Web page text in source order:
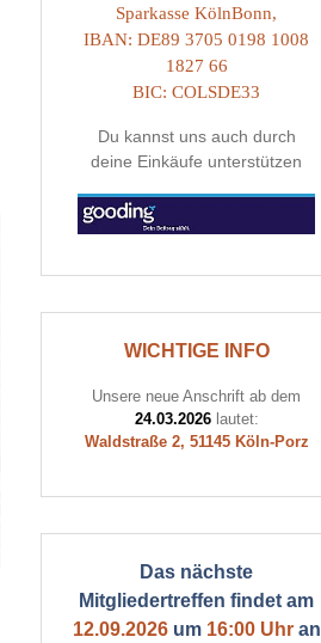
Sparkasse KölnBonn,
IBAN: DE89 3705 0198 1008
1827 66
BIC: COLSDE33
Du kannst uns auch durch
deine Einkäufe unterstützen
WICHTIGE INFO
Unsere neue Anschrift ab dem
24.03.2026lautet:
Waldstraße 2, 51145 Köln-Porz
Das nächste
Mitgliedertreffen findet am
12.09.2026um 16:00 Uhran